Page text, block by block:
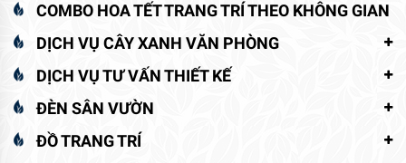
COMBO HOA TẾT TRANG TRÍ THEO KHÔNG GIAN
DỊCH VỤ CÂY XANH VĂN PHÒNG
DỊCH VỤ TƯ VẤN THIẾT KẾ
ĐÈN SÂN VƯỜN
ĐỒ TRANG TRÍ